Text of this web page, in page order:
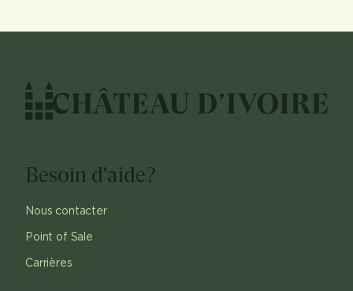
Besoin d'aide?
Nous contacter
Point of Sale
Carrières